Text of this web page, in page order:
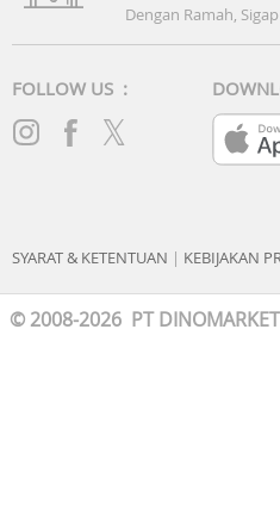
Dengan Ramah,
FOLLOW US :
SYARAT & KETENTUAN | KEBIJAKAN
© 2008-2026 PT DINOMARKET